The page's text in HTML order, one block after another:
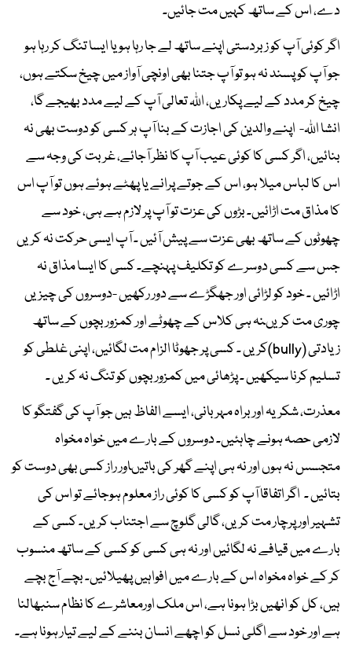
دے، اس کے ساتھ کہیں مت جائیں۔
اگر کوئی آپ کو زبردستی اپنے ساتھ لے جا رہا ہو یا ایسا تنگ کر رہا ہو
جو آپ کو پسند نہ ہو تو آپ جتنا بھی اونچی آواز میں چیخ سکتے ہوں،
چیخ کر مدد کے لیے پکاریں، اللہ تعالی آپ کے لیے مدد بھیجے گا،
انشا اللہ- اپنے والدین کی اجازت کے بنا آپ ہر کسی کو دوست بھی نہ
بنائیں، اگر کسی کا کوئی عیب آپ کا نظر آجائے، غربت کی وجہ سے
اس کا لباس میلا ہو، اس کے جوتے پرانے یا پھٹے ہوئے ہوں تو آپ اس
کا مذاق مت اڑائیں۔ بڑوں کی عزت تو آپ پر لازم ہے ہی، خود سے
چھوٹوں کے ساتھ بھی عزت سے پیش آئیں ۔ آپ ایسی حرکت نہ کریں
جس سے کسی دوسرے کو تکلیف پہنچے۔ کسی کا ایسا مذاق نہ
اڑائیں ۔ خود کو لڑائی اور جھگڑے سے دور رکھیں -دوسروں کی چیزیں
چوری مت کریںنہ ہی کلاس کے چھوٹے اور کمزور بچوں کے ساتھ
زیادتی (bully)کریں ۔ کسی پر جھوٹا الزام مت لگائیں، اپنی غلطی کو
تسلیم کرنا سیکھیں ۔ پڑھائی میں کمزور بچوں کو تنگ نہ کریں ۔
معذرت، شکریہ اور براہ مہربانی، ایسے الفاظ ہیں جو آپ کی گفتگو کا
لازمی حصہ ہونے چاہئیں۔ دوسروں کے بارے میں خواہ مخواہ
متجسس نہ ہوں اور نہ ہی اپنے گھر کی باتیںاور راز کسی بھی دوست کو
بتائیں ۔ اگر اتفاقا آپ کو کسی کا کوئی راز معلوم ہوجائے تو اس کی
تشہیر اور پرچار مت کریں، گالی گلوچ سے اجتناب کریں۔ کسی کے
بارے میں قیافے نہ لگائیں اور نہ ہی کسی کو کسی کے ساتھ منسوب
کر کے خواہ مخواہ اس کے بارے میں افواہیں پھیلائیں۔ بچے آج بچے
ہیں، کل کو انھیں بڑا ہونا ہے، اس ملک اورمعاشرے کا نظام سنبھالنا
ہے اور خود سے اگلی نسل کو اچھے انسان بننے کے لیے تیار ہونا ہے۔